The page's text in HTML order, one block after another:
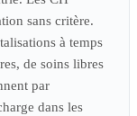
sans critère.
à temps
de soins libres
par
dans les